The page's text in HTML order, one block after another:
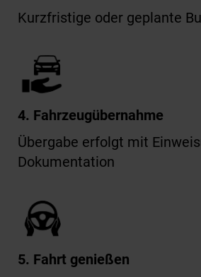
Kurzfristige oder geplante
4. Fahrzeugübernahme
Übergabe erfolgt mit
Dokumentation
5. Fahrt genießen